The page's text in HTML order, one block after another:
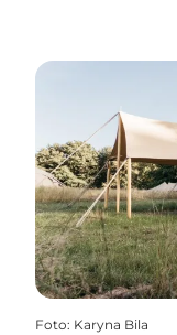
Foto: Karyna Bila